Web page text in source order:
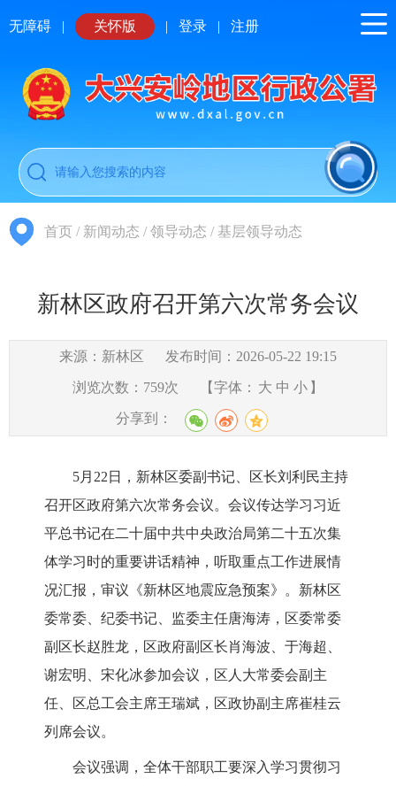
无障碍 | 关怀版 | 登录 | 注册
首页 / 新闻动态 /领导动态 / 基层领导动态
新林区政府召开第六次常务会议
来源：新林区 发布时间：2026-05-22 19:15
浏览次数： 759次 【字体： 大 中 小 】
分享到：
5月22日，新林区委副书记、区长刘利民主持
召开区政府第六次常务会议。会议传达学习习近
平总书记在二十届中共中央政治局第二十五次集
体学习时的重要讲话精神，听取重点工作进展情
况汇报，审议《新林区地震应急预案》。新林区
委常委、纪委书记、监委主任唐海涛，区委常委
副区长赵胜龙，区政府副区长肖海波、于海超、
谢宏明、宋化冰参加会议，区人大常委会副主
任、区总工会主席王瑞斌，区政协副主席崔桂云
列席会议。
会议强调，全体干部职工要深入学习贯彻习